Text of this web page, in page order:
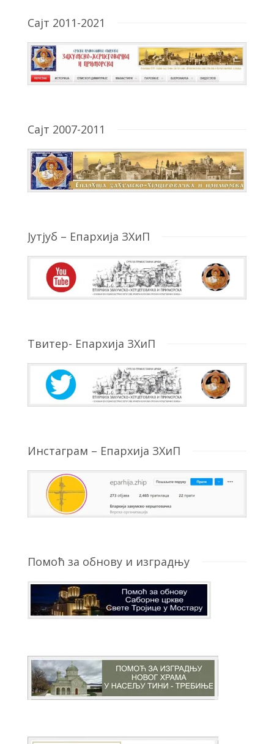
Сајт 2011-2021
Сајт 2007-2011
Јутјуб – Епархија ЗХиП
Твитер- Епархија ЗХиП
Инстаграм – Епархија ЗХиП
Помоћ за обнову и изградњу